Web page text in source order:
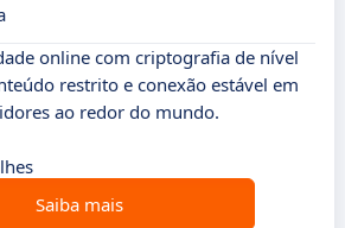
online com criptografia de nível
restrito e conexão estável em
ao redor do mundo.
Saiba mais